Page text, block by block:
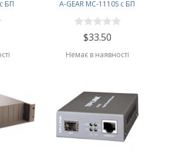
БП A-GEAR MC-1110S c БП
$33.50
Немає в наявності